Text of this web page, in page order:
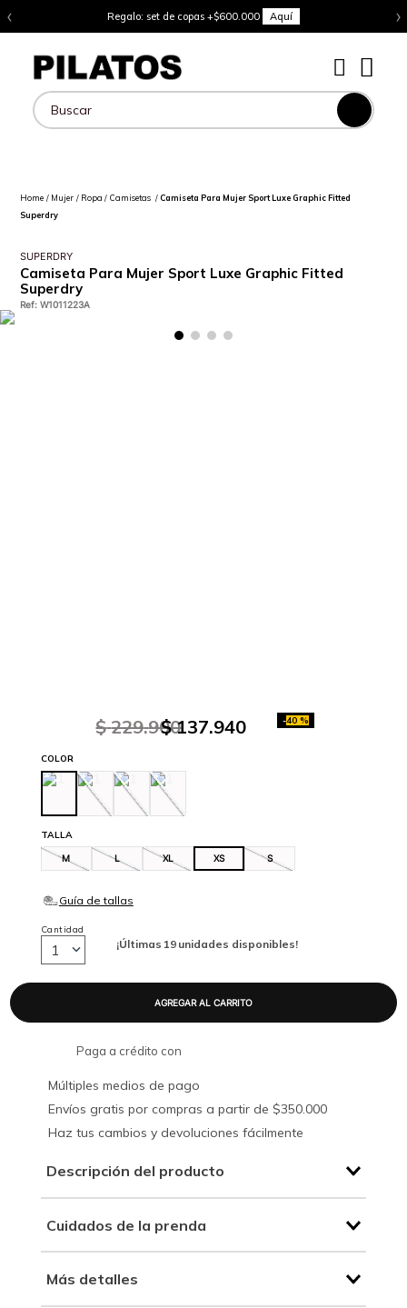
‹ Regalo: set de copas +$600.000 Aquí ›
Buscar
Mujer Ropa Camisetas
Camiseta Para Mujer Sport Luxe Graphic Fitted
Superdry
SUPERDRY
Camiseta Para Mujer Sport Luxe Graphic Fitted
Superdry
Ref:W1011223A
$ 229.900
$ 137.940 -40 %
TALLA
M L XL XS S
COLOR
¡Últimas 19 unidades disponibles!
Cantidad
1
Paga a crédito con
Múltiples medios de pago
Envíos gratis por compras a partir de $350.000
Haz tus cambios y devoluciones fácilmente
Descripción del producto
Cuidados de la prenda
Más detalles